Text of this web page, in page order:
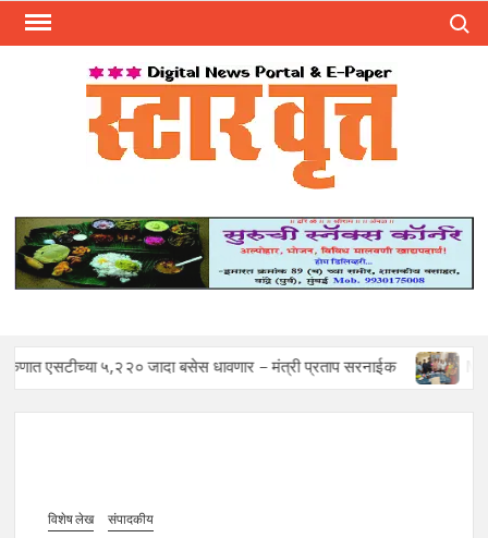
Skip
५,२२० जादा बसेस धावणार – मंत्री प्रताप सरनाईक Mohan
विशेष लेख संपादकीय